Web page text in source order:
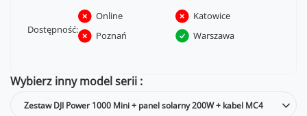
Wybierz inny model serii
Zestaw DJI Power 1000 Mini + panel solarny 200W + kabel MC4
Dostępność:
Online
Katowice
Poznań
Warszawa